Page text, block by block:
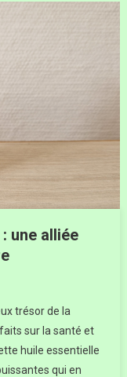
une alliée
trésor de la
sur la santé et
huile essentielle
qui en